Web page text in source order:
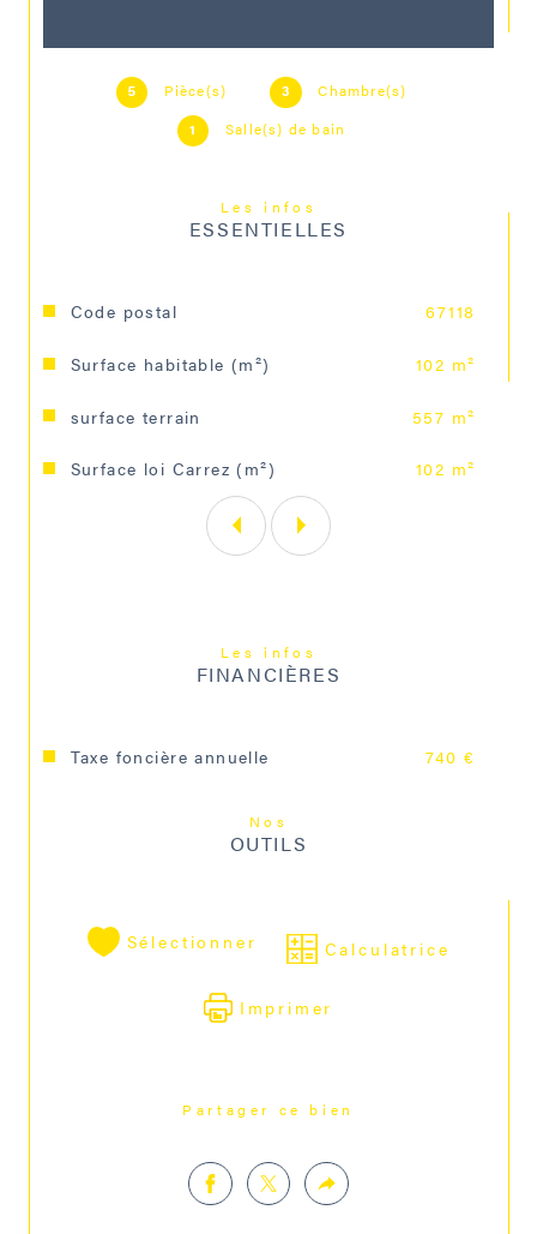
5 Pièce(s) 3 Chambre(s)
1 Salle(s) de bain
Les infos
ESSENTIELLES
Caractéristiques Valeurs
Code postal 67118
Surface habitable (m²) 102 m²
surface terrain 557 m²
Surface loi Carrez (m²) 102 m²
Consommation énergétique : F/ 330 kWh/m²/an,
Emission de gaz à effet de serre : F/72CO2/m²/an du
19/10/2021.
A voir absolument ! Visite virtuelle disponible sur
Prix : 336.000 euros, honoraires : 5 % TTC inclus
charge acquéreur (320.000 € hors honoraires).
Les infos
FINANCIÈRES
Taxe foncière annuelle 740 €
Nos
OUTILS
Sélectionner Calculatrice
Imprimer
Partager ce bien